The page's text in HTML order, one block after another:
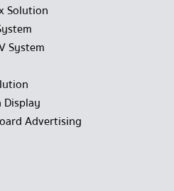
Solution
System
Advertising